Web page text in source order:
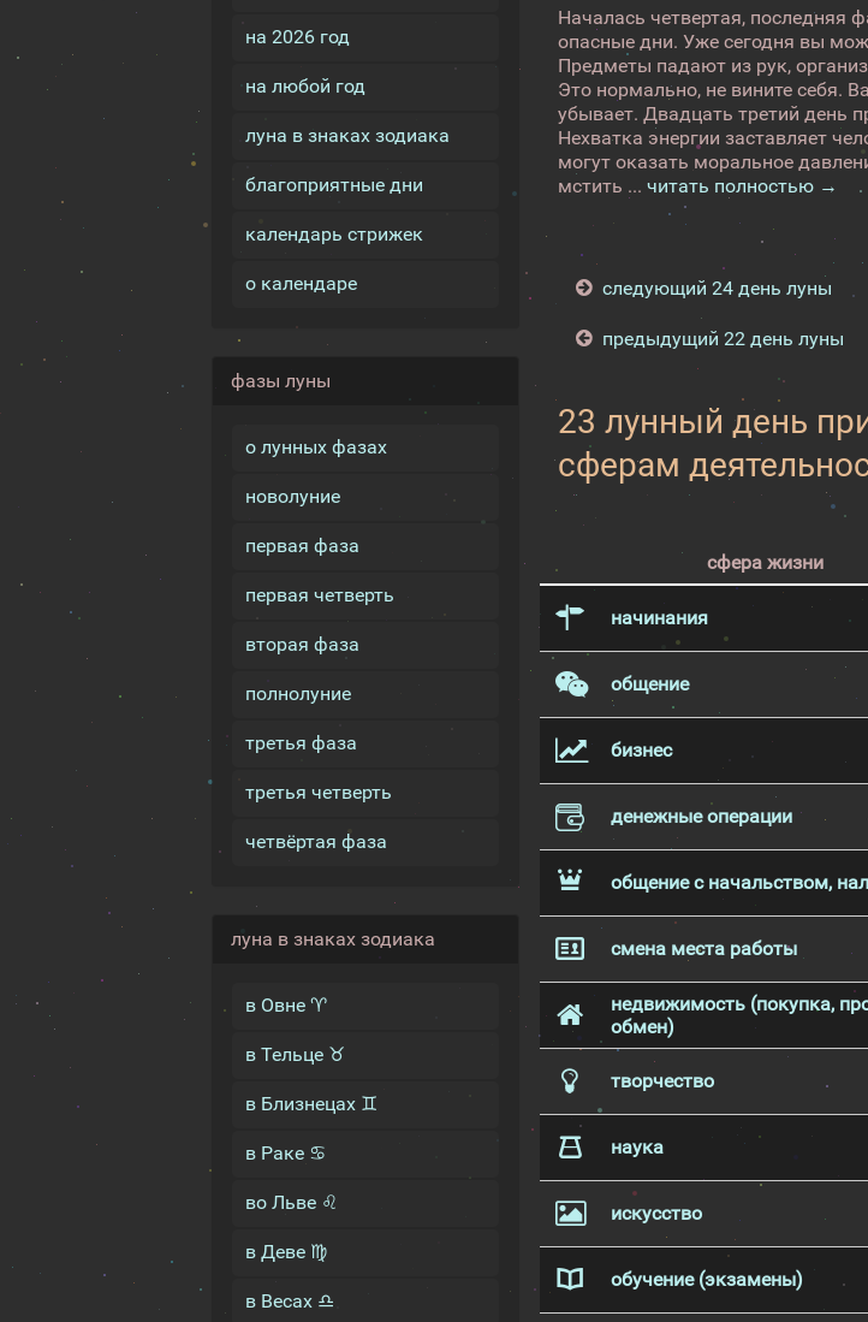
на 2026 год
на любой год
луна в знаках зодиака
благоприятные дни
календарь стрижек
о календаре
фазы луны
о лунных фазах
новолуние
первая фаза
первая четверть
вторая фаза
полнолуние
третья фаза
третья четверть
четвёртая фаза
луна в знаках зодиака
в Овне ♈
в Тельце ♉
в Близнецах ♊
в Раке ♋
во Льве ♌
в Деве ♍
в Весах ♎
Началась четвертая, последняя
опасные дни. Уже сегодня вы
Предметы падают из рук,
Это нормально, не вините себя.
убывает. Двадцать третий день
Нехватка энергии заставляет
могут оказать моральное
мстить ...читать полностью →
следующий 24 день луны
предыдущий 22 день луны
23 лунный день
сферам
сфера жизни
начинания
общение
бизнес
денежные операции
общение с начальством,
смена места работы
недвижимость (покупка,
обмен)
творчество
наука
искусство
обучение (экзамены)